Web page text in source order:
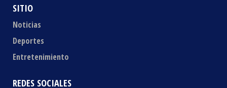
SITIO
Noticias
Deportes
Entretenimiento
REDES SOCIALES